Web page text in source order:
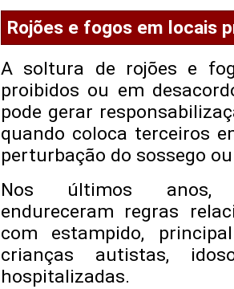
Rojões e fogos em locais
A soltura de rojões e
proibidos ou em
pode gerar
quando coloca terceiros
perturbação do sossego
Nos últimos anos,
endureceram regras
com estampido,
crianças autistas,
hospitalizadas.